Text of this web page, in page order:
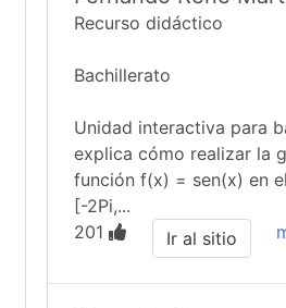
Recurso didáctico
Bachillerato
Unidad interactiva para
explica cómo realizar la
función f(x) = sen(x) en
[-2Pi,...
201
Ir al sitio